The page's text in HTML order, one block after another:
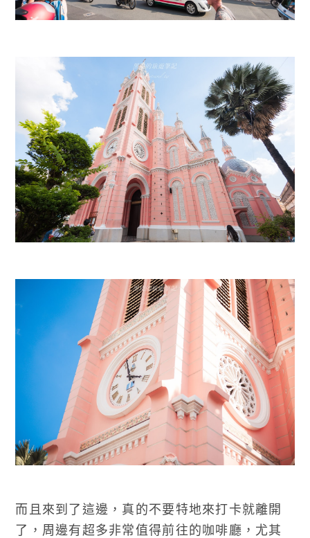
而且來到了這邊，真的不要特地來打卡就離開
了，周邊有超多非常值得前往的咖啡廳，尤其